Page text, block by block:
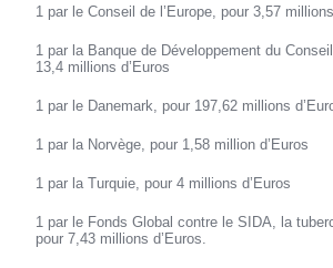
1 par le Conseil de l’Europe, pour 3,57
1 par la Banque de Développement du
13,4 millions d’Euros
1 par le Danemark, pour 197,62 millions
1 par la Norvège, pour 1,58 million d’Euros
1 par la Turquie, pour 4 millions d’Euros
1 par le Fonds Global contre le SIDA, la
pour 7,43 millions d’Euros.